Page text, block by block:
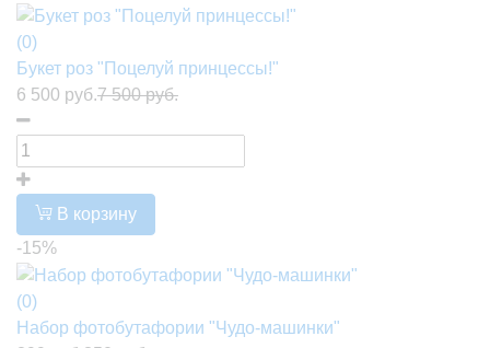
(0)
Букет роз "Поцелуй принцессы!"
6 500 руб.7 500 руб.
В корзину
-15%
(0)
Набор фотобутафории "Чудо-машинки"